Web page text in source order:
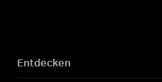
Entdecken